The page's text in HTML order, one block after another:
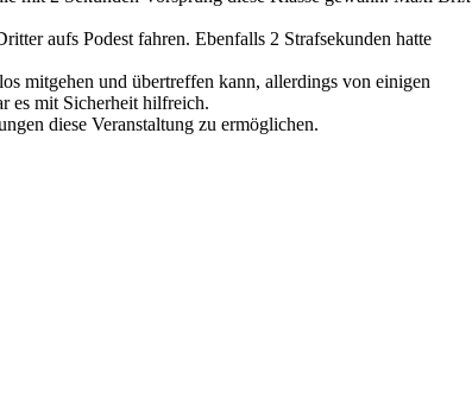
aufs Podest fahren. Ebenfalls 2 Strafsekunden hatte
mitgehen und übertreffen kann, allerdings von einigen
es mit Sicherheit hilfreich.
diese Veranstaltung zu ermöglichen.